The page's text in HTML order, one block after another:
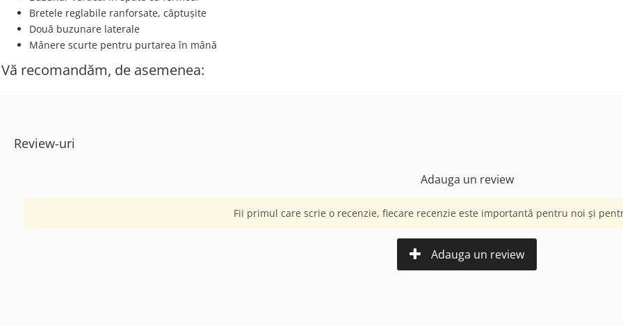
Bretele reglabile ranforsate, căptușite
Două buzunare laterale
Mânere scurte pentru purtarea în mână
Vă recomandăm, de asemenea:
Review-uri
Adauga un review
Fii primul care scrie o recenzie, fiecare recenzie este importantă pentru noi și
Adauga un review